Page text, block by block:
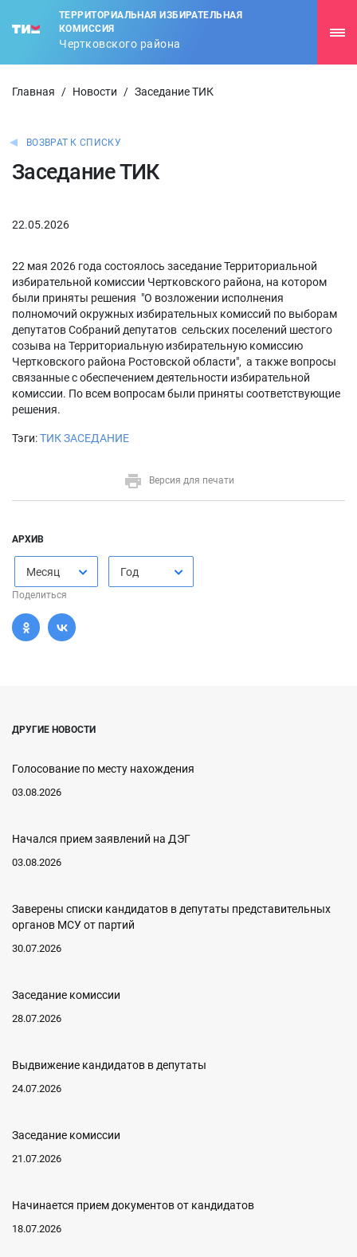
ТЕРРИТОРИАЛЬНАЯ ИЗБИРАТЕЛЬНАЯ
КОМИССИЯ
Чертковского района
Главная / Новости / Заседание ТИК
ВОЗВРАТ К СПИСКУ
Заседание ТИК
22.05.2026
22 мая 2026 года состоялось заседание Территориальной
избирательной комиссии Чертковского района, на котором
были приняты решения "О возложении исполнения
полномочий окружных избирательных комиссий по выборам
депутатов Собраний депутатов сельских поселений шестого
созыва на Территориальную избирательную комиссию
Чертковского района Ростовской области", а также вопросы
связанные с обеспечением деятельности избирательной
комиссии. По всем вопросам были приняты соответствующие
решения.
Тэги:ТИК ЗАСЕДАНИЕ
Версия для печати
АРХИВ
Месяц Год
Поделиться
ДРУГИЕ НОВОСТИ
Голосование по месту нахождения
03.08.2026
Начался прием заявлений на ДЭГ
03.08.2026
Заверены списки кандидатов в депутаты представительных
органов МСУ от партий
30.07.2026
Заседание комиссии
28.07.2026
Выдвижение кандидатов в депутаты
24.07.2026
Заседание комиссии
21.07.2026
Начинается прием документов от кандидатов
18.07.2026